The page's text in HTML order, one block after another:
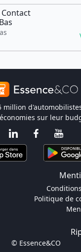
million
sur leur
Politique de
© Essence&CO